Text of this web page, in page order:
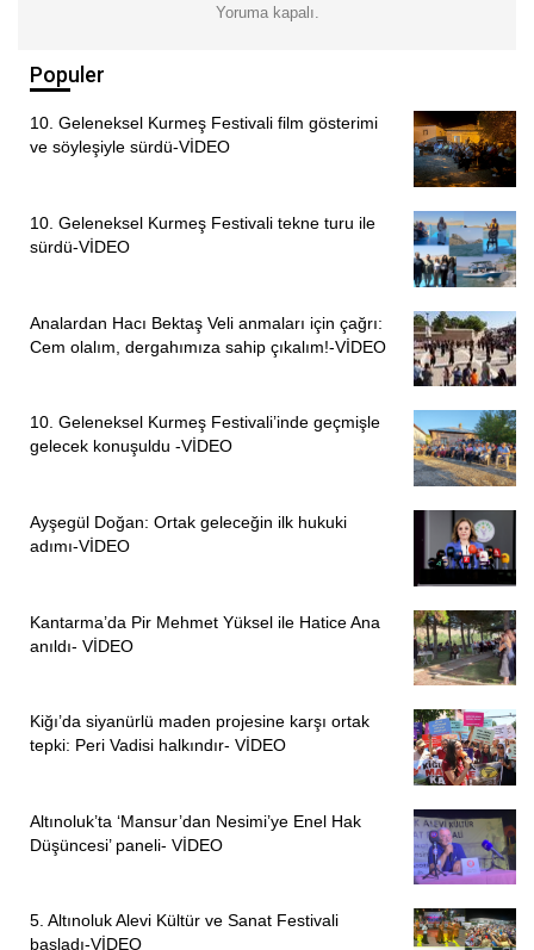
ÖNCEKI
Yoruma kapalı.
Populer
10. Geleneksel Kurmeş Festivali film gösterimi
ve söyleşiyle sürdü-VİDEO
10. Geleneksel Kurmeş Festivali tekne turu ile
sürdü-VİDEO
Analardan Hacı Bektaş Veli anmaları için çağrı:
Cem olalım, dergahımıza sahip çıkalım!-VİDEO
10. Geleneksel Kurmeş Festivali’inde geçmişle
gelecek konuşuldu -VİDEO
Ayşegül Doğan: Ortak geleceğin ilk hukuki
adımı-VİDEO
Kantarma’da Pir Mehmet Yüksel ile Hatice Ana
anıldı- VİDEO
Kiğı’da siyanürlü maden projesine karşı ortak
tepki: Peri Vadisi halkındır- VİDEO
Altınoluk’ta ‘Mansur’dan Nesimi’ye Enel Hak
Düşüncesi’ paneli- VİDEO
5. Altınoluk Alevi Kültür ve Sanat Festivali
başladı-VİDEO